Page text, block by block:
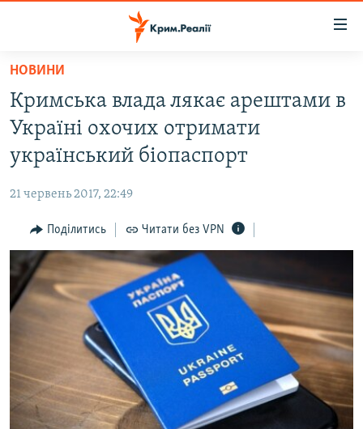
Перейти
основного
матеріалу
Перейти
до
основної
навігації
Перейти
до
пошуку
ВОДА.КРИМ
ВІДЕО ТА ФОТО
БЛОГИ
ПОГЛЯД
ІНТЕРВ'Ю
ВСЕ ЗА ДЕНЬ
СПЕЦПРОЕКТИ
ДЕПОРТАЦІЯ
ВІДЕОУРОКИ «ELIFBE»
СВІДЧЕННЯ ОКУПАЦІЇ
ЯК ОБІЙТИ БЛОКУВАННЯ
Русский
Qırımtatar
НОВИНИ
Кримська влада лякає арештами в
Україні охочих отримати
український біопаспорт
21 червень 2017, 22:49
Поділитись Читати без VPN